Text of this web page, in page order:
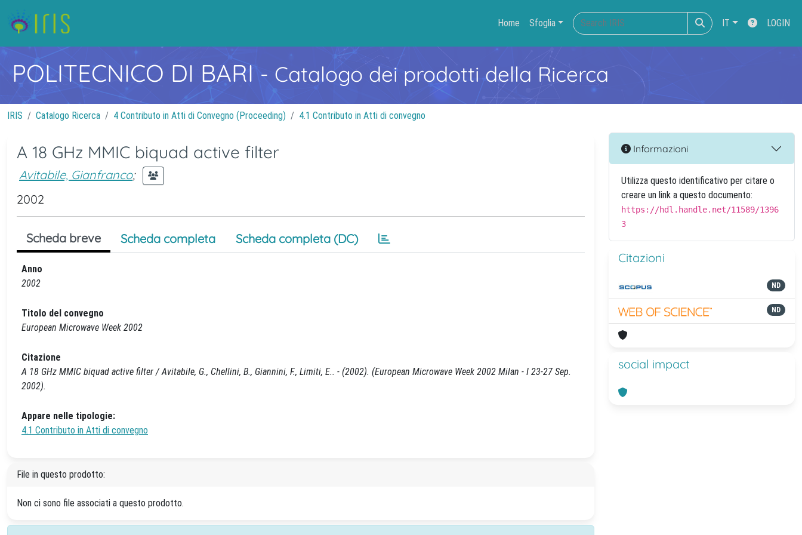
Home Sfoglia IT LOGIN
POLITECNICO DI BARI- Catalogo dei prodotti della Ricerca
IRIS Catalogo Ricerca 4 Contributo in Atti di Convegno (Proceeding) 4.1 Contributo in Atti di convegno
A 18 GHz MMIC biquad active filter
Avitabile, Gianfranco;
2002
Scheda breve Scheda completa Scheda completa (DC)
Anno
2002
Titolo del convegno
European Microwave Week 2002
Citazione
A 18 GHz MMIC biquad active filter / Avitabile, G., Chellini, B., Giannini, F., Limiti, E.. - (2002). (European Microwave Week 2002 Milan - I 23-27 Sep.
2002).
Appare nelle tipologie:
4.1 Contributo in Atti di convegno
File in questo prodotto:
Non ci sono file associati a questo prodotto.
Informazioni
Utilizza questo identificativo per citare o
creare un link a questo documento:
https://hdl.handle.net/11589/1396
3
Citazioni
ND
ND
social impact